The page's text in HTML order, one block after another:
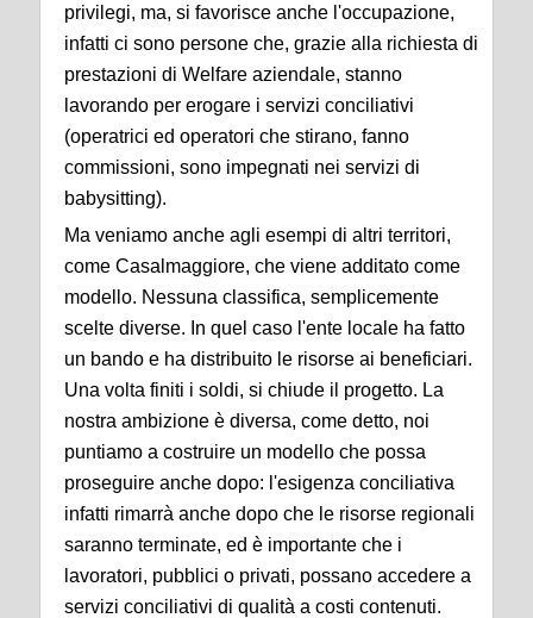
privilegi, ma, si favorisce anche l'occupazione,
infatti ci sono persone che, grazie alla richiesta di
prestazioni di Welfare aziendale, stanno
lavorando per erogare i servizi conciliativi
(operatrici ed operatori che stirano, fanno
commissioni, sono impegnati nei servizi di
babysitting).
Ma veniamo anche agli esempi di altri territori,
come Casalmaggiore, che viene additato come
modello. Nessuna classifica, semplicemente
scelte diverse. In quel caso l'ente locale ha fatto
un bando e ha distribuito le risorse ai beneficiari.
Una volta finiti i soldi, si chiude il progetto. La
nostra ambizione è diversa, come detto, noi
puntiamo a costruire un modello che possa
proseguire anche dopo: l'esigenza conciliativa
infatti rimarrà anche dopo che le risorse regionali
saranno terminate, ed è importante che i
lavoratori, pubblici o privati, possano accedere a
servizi conciliativi di qualità a costi contenuti.